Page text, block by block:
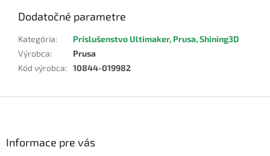
Dodatočné parametre
Kategória:
Príslušenstvo Ultimaker, Prusa, Shining3D
Výrobca:
Prusa
Kód výrobca: 10844-019982
Informace pre vás